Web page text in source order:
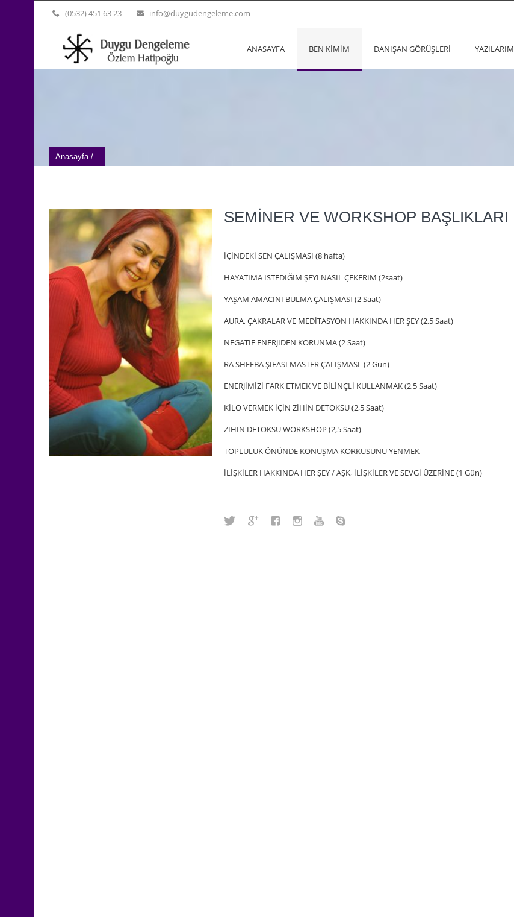
(0532) 451 63 23 info@duygudengeleme.com
ANASAYFA BEN KİMİM DANIŞAN GÖRÜŞLERİ YAZILARIM
Anasayfa /
SEMİNER VE WORKSHOP BAŞLIKLARI
İÇİNDEKİ SEN ÇALIŞMASI (8 hafta)
HAYATIMA İSTEDİĞİM ŞEYİ NASIL ÇEKERİM (2saat)
YAŞAM AMACINI BULMA ÇALIŞMASI (2 Saat)
AURA, ÇAKRALAR VE MEDİTASYON HAKKINDA HER ŞEY (2,5 Saat)
NEGATİF ENERJİDEN KORUNMA (2 Saat)
RA SHEEBA ŞİFASI MASTER ÇALIŞMASI (2 Gün)
ENERJİMİZİ FARK ETMEK VE BİLİNÇLİ KULLANMAK (2,5 Saat)
KİLO VERMEK İÇİN ZİHİN DETOKSU (2,5 Saat)
ZİHİN DETOKSU WORKSHOP (2,5 Saat)
TOPLULUK ÖNÜNDE KONUŞMA KORKUSUNU YENMEK
İLİŞKİLER HAKKINDA HER ŞEY / AŞK, İLİŞKİLER VE SEVGİ ÜZERİNE (1 Gün)